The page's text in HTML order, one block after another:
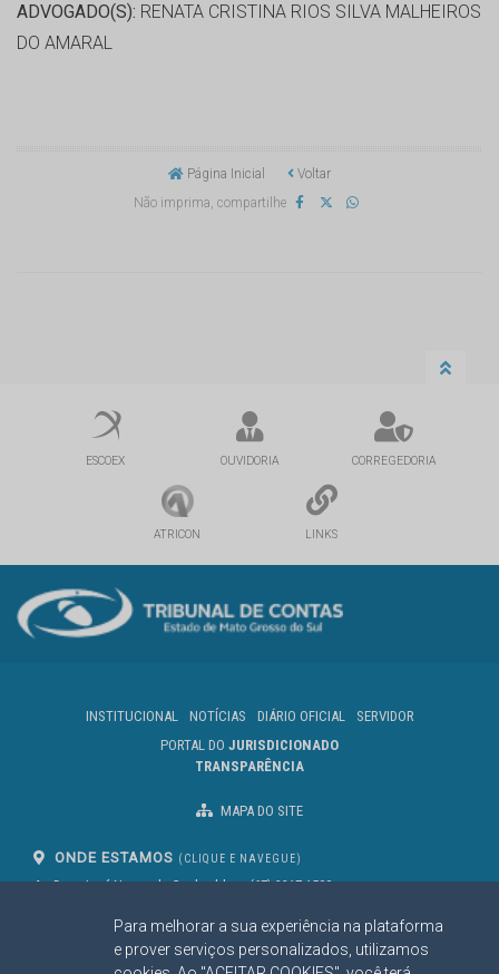
Para melhorar a sua experiência na plataforma
e prover serviços personalizados, utilizamos
ADVOGADO(S): RENATA CRISTINA RIOS SILVA MALHEIROS
DO AMARAL
Página Inicial
Voltar
Não imprima, compartilhe
ESCOEX OUVIDORIA CORREGEDORIA
ATRICON LINKS
INSTITUCIONAL NOTÍCIAS DIÁRIO OFICIAL
SERVIDOR
PORTAL DO JURISDICIONADO
TRANSPARÊNCIA
MAPA DO SITE
ONDE ESTAMOS (CLIQUE E NAVEGUE)
Av. Des. José Nunes da Cunha, bloco
Campo Grande/MS
CEP: 79031-310
(67) 3317-1500